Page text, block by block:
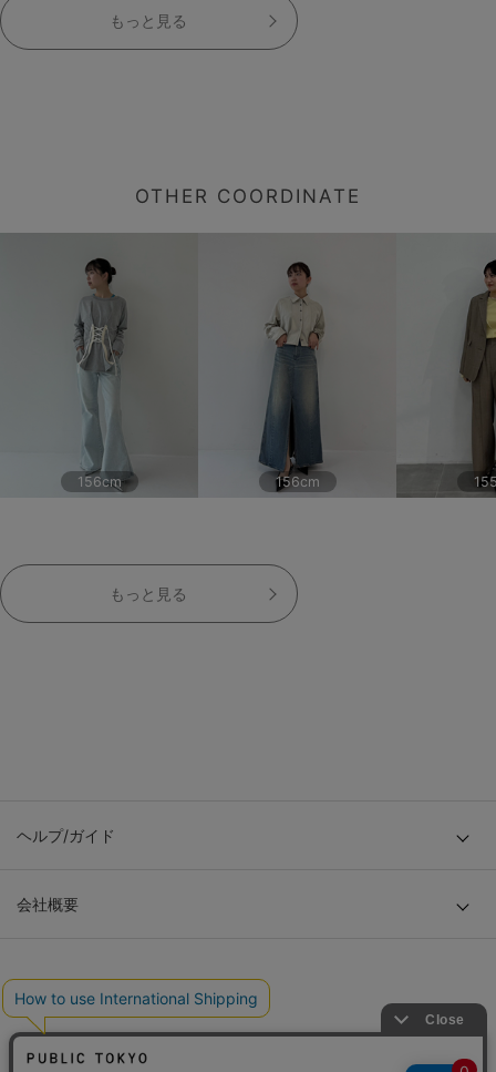
もっと見る
OTHER COORDINATE
156cm 156cm
もっと見る
ヘルプ/ガイド
会社概要